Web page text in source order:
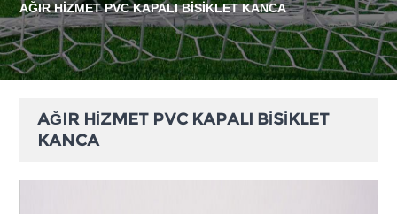
AĞIR HİZMET PVC KAPALI BİSİKLET KANCA
AĞIR HİZMET PVC KAPALI BİSİKLET
KANCA